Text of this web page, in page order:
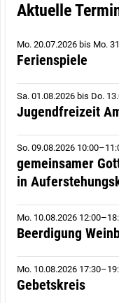
Aktuelle
Mo. 20.07.2026 bis Mo.
Ferienspiele
Sa. 01.08.2026 bis Do.
Jugendfreizeit
So. 09.08.2026
gemeinsamer
in
Mo. 10.08.2026
Beerdigung
Mo. 10.08.2026
Gebetskreis